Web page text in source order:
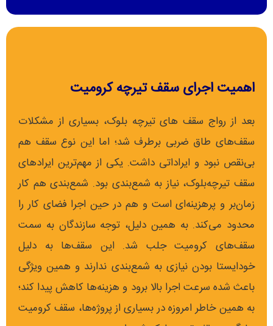
اهمیت اجرای سقف تیرچه کرومیت
بعد از رواج سقف های تیرچه بلوک، بسیاری از مشکلات
سقف‌های طاق ضربی برطرف شد؛ اما این نوع سقف هم
بی‌نقص نبود و ایراداتی داشت. یکی از مهم‌ترین ایرادهای
سقف تیرچه‌بلوک، نیاز به شمع‌بندی بود. شمع‌بندی هم کار
زمان‌بر و پرهزینه‌ای است و هم در حین اجرا فضای کار را
محدود می‌کند. به همین دلیل، توجه سازندگان به سمت
سقف‌های کرومیت جلب شد. این سقف‌ها به دلیل
خودایستا بودن نیازی به شمع‌بندی ندارند و همین ویژگی
باعث شده سرعت اجرا بالا برود و هزینه‌ها کاهش پیدا کند؛
به همین خاطر امروزه در بسیاری از پروژه‌ها، سقف کرومیت